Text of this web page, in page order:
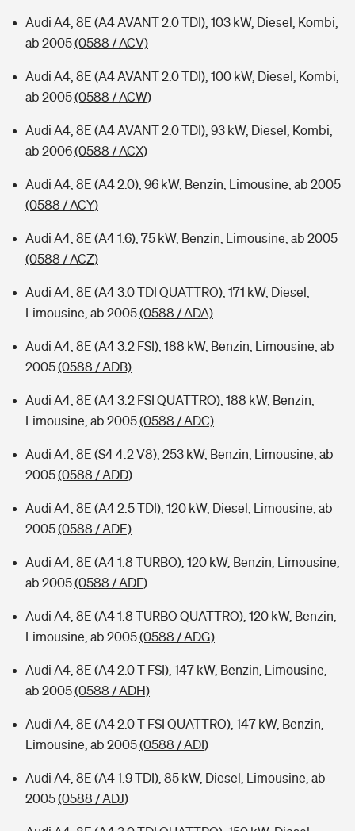
Audi A4, 8E (A4 AVANT 2.0 TDI), 103 kW, Diesel, Kombi,
ab 2005(0588 / ACV)
Audi A4, 8E (A4 AVANT 2.0 TDI), 100 kW, Diesel, Kombi,
ab 2005(0588 / ACW)
Audi A4, 8E (A4 AVANT 2.0 TDI), 93 kW, Diesel, Kombi,
ab 2006(0588 / ACX)
Audi A4, 8E (A4 2.0), 96 kW, Benzin, Limousine, ab 2005
(0588 / ACY)
Audi A4, 8E (A4 1.6), 75 kW, Benzin, Limousine, ab 2005
(0588 / ACZ)
Audi A4, 8E (A4 3.0 TDI QUATTRO), 171 kW, Diesel,
Limousine, ab 2005(0588 / ADA)
Audi A4, 8E (A4 3.2 FSI), 188 kW, Benzin, Limousine, ab
2005(0588 / ADB)
Audi A4, 8E (A4 3.2 FSI QUATTRO), 188 kW, Benzin,
Limousine, ab 2005(0588 / ADC)
Audi A4, 8E (S4 4.2 V8), 253 kW, Benzin, Limousine, ab
2005(0588 / ADD)
Audi A4, 8E (A4 2.5 TDI), 120 kW, Diesel, Limousine, ab
2005(0588 / ADE)
Audi A4, 8E (A4 1.8 TURBO), 120 kW, Benzin, Limousine,
ab 2005(0588 / ADF)
Audi A4, 8E (A4 1.8 TURBO QUATTRO), 120 kW, Benzin,
Limousine, ab 2005(0588 / ADG)
Audi A4, 8E (A4 2.0 T FSI), 147 kW, Benzin, Limousine,
ab 2005(0588 / ADH)
Audi A4, 8E (A4 2.0 T FSI QUATTRO), 147 kW, Benzin,
Limousine, ab 2005(0588 / ADI)
Audi A4, 8E (A4 1.9 TDI), 85 kW, Diesel, Limousine, ab
2005(0588 / ADJ)